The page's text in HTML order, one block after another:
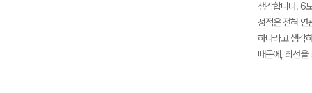
생각합니다. 6
성적은 전혀 연
하나라고 생각
때문에, 최선을